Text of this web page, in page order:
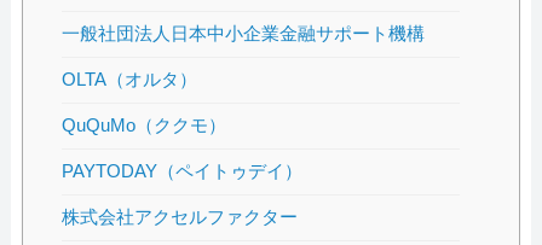
一般社団法人日本中小企業金融サポート機構
OLTA（オルタ）
QuQuMo（ククモ）
PAYTODAY（ペイトゥデイ）
株式会社アクセルファクター